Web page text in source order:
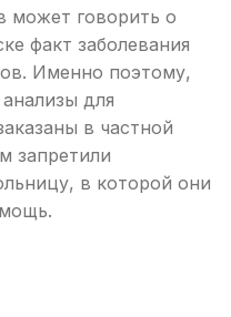
может говорить о
факт заболевания
Именно поэтому,
для
в частной
запретили
в которой они